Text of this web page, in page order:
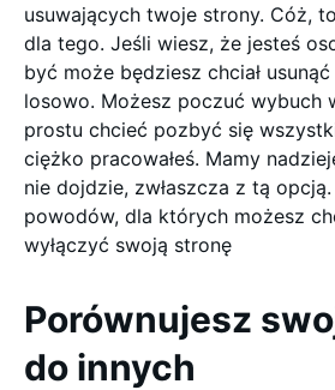
usuwających twoje strony. Cóż,
dla tego. Jeśli wiesz, że jesteś
być może będziesz chciał
losowo. Możesz poczuć wybuch
prostu chcieć pozbyć się
ciężko pracowałeś. Mamy
nie dojdzie, zwłaszcza z tą
powodów, dla których możesz
wyłączyć swoją stronę
Porównujesz
do innych